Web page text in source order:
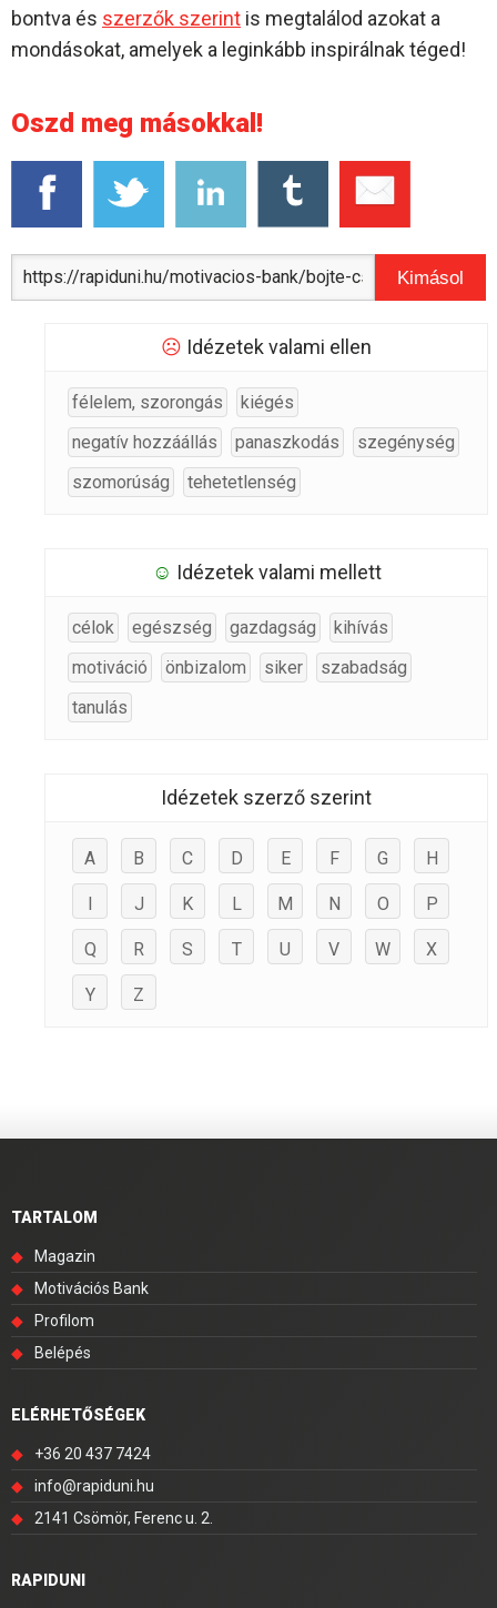
bontva és szerzők szerint is megtalálod azokat a
mondásokat, amelyek a leginkább inspirálnak téged!
Oszd meg másokkal!
Kimásol
☹ Idézetek valami ellen
félelem, szorongás
kiégés
negatív hozzáállás
panaszkodás
szegénység
szomorúság
tehetetlenség
☺ Idézetek valami mellett
célok egészség gazdagság
kihívás
motiváció
önbizalom siker
szabadság
tanulás
Idézetek szerző szerint
A B C D E F G H
I J K L M N O P
Q R S T U V W X
Y Z
TARTALOM
◆
Magazin
◆
Motivációs Bank
◆
Profilom
◆
Belépés
ELÉRHETŐSÉGEK
◆
+36 20 437 7424
◆
info@rapiduni.hu
◆
2141 Csömör, Ferenc u. 2.
RAPIDUNI